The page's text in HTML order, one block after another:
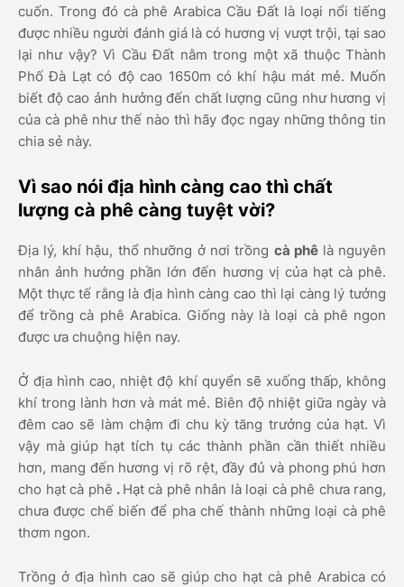
cuốn. Trong đó cà phê Arabica Cầu Đất là loại nổi tiếng
được nhiều người đánh giá là có hương vị vượt trội, tại sao
lại như vậy? Vì Cầu Đất nằm trong một xã thuộc Thành
Phố Đà Lạt có độ cao 1650m có khí hậu mát mẻ. Muốn
biết độ cao ảnh hưởng đến chất lượng cũng như hương vị
của cà phê như thế nào thì hãy đọc ngay những thông tin
chia sẻ này.
Vì sao nói địa hình càng cao thì chất
lượng cà phê càng tuyệt vời?
Địa lý, khí hậu, thổ nhưỡng ở nơi trồng cà phê là nguyên
nhân ảnh hưởng phần lớn đến hương vị của hạt cà phê.
Một thực tế rằng là địa hình càng cao thì lại càng lý tưởng
để trồng cà phê Arabica. Giống này là loại cà phê ngon
được ưa chuộng hiện nay.
Ở địa hình cao, nhiệt độ khí quyển sẽ xuống thấp, không
khí trong lành hơn và mát mẻ. Biên độ nhiệt giữa ngày và
đêm cao sẽ làm chậm đi chu kỳ tăng trưởng của hạt. Vì
vậy mà giúp hạt tích tụ các thành phần cần thiết nhiều
hơn, mang đến hương vị rõ rệt, đầy đủ và phong phú hơn
cho hạt cà phê . Hạt cà phê nhân là loại cà phê chưa rang,
chưa được chế biến để pha chế thành những loại cà phê
thơm ngon.
Trồng ở địa hình cao sẽ giúp cho hạt cà phê Arabica có